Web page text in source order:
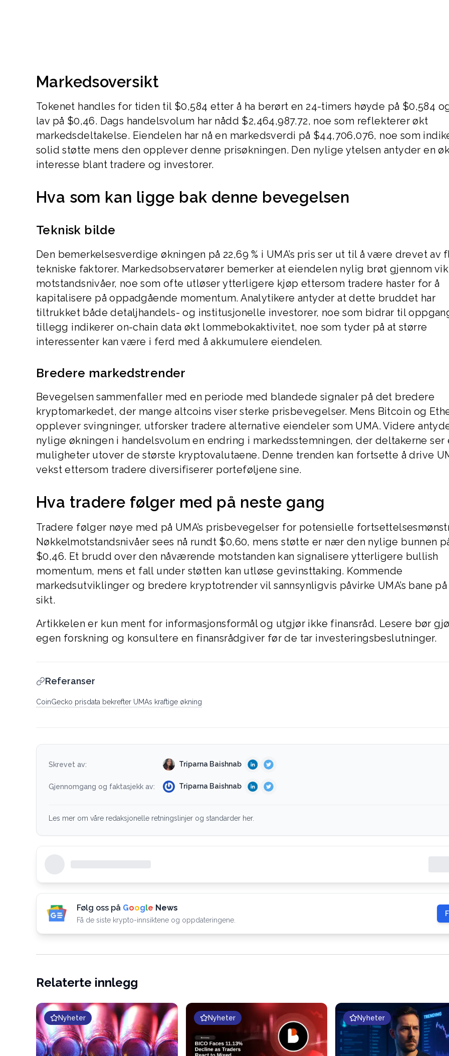
Markedsoversikt
Tokenet handles for tiden til $0,584 etter å ha berørt en 24-timers høyde på $0,584
lav på $0,46. Dags handelsvolum har nådd $2,464,987.72, noe som reflekterer økt
markedsdeltakelse. Eiendelen har nå en markedsverdi på $44,706,076, noe som
solid støtte mens den opplever denne prisøkningen. Den nylige ytelsen antyder en
interesse blant tradere og investorer.
Hva som kan ligge bak denne bevegelsen
Teknisk bilde
Den bemerkelsesverdige økningen på 22,69 % i UMA’s pris ser ut til å være drevet av
tekniske faktorer. Markedsobservatører bemerker at eiendelen nylig brøt gjennom
motstandsnivåer, noe som ofte utløser ytterligere kjøp ettersom tradere haster for å
kapitalisere på oppadgående momentum. Analytikere antyder at dette bruddet har
tiltrukket både detaljhandels- og institusjonelle investorer, noe som bidrar til
tillegg indikerer on-chain data økt lommebokaktivitet, noe som tyder på at større
interessenter kan være i ferd med å akkumulere eiendelen.
Bredere markedstrender
Bevegelsen sammenfaller med en periode med blandede signaler på det bredere
kryptomarkedet, der mange altcoins viser sterke prisbevegelser. Mens Bitcoin og
opplever svingninger, utforsker tradere alternative eiendeler som UMA. Videre
nylige økningen i handelsvolum en endring i markedsstemningen, der deltakerne ser
muligheter utover de største kryptovalutaene. Denne trenden kan fortsette å drive
vekst ettersom tradere diversifiserer porteføljene sine.
Hva tradere følger med på neste gang
Tradere følger nøye med på UMA’s prisbevegelser for potensielle
Nøkkelmotstandsnivåer sees nå rundt $0,60, mens støtte er nær den nylige bunnen
$0,46. Et brudd over den nåværende motstanden kan signalisere ytterligere bullish
momentum, mens et fall under støtten kan utløse gevinsttaking. Kommende
markedsutviklinger og bredere kryptotrender vil sannsynligvis påvirke UMA’s bane
sikt.
Artikkelen er kun ment for informasjonsformål og utgjør ikke finansråd. Lesere bør
egen forskning og konsultere en finansrådgiver før de tar investeringsbeslutninger.
Referanser
CoinGecko prisdata bekrefter UMAs kraftige økning
Skrevet av: Triparna Baishnab
Gjennomgang og faktasjekk av: Triparna Baishnab
Les mer om våre redaksjonelle retningslinjer og standarder her.
Følg oss på Google News
Få de siste krypto-innsiktene og oppdateringene.
Relaterte innlegg
Nyheter Nyheter Nyheter